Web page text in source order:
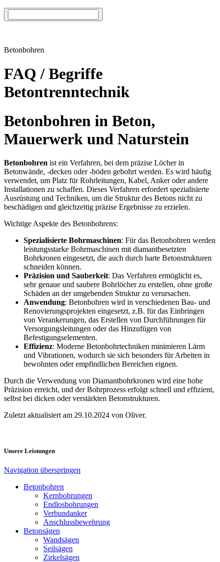
Betonbohren
FAQ / Begriffe
Betontrenntechnik
Betonbohren in Beton,
Mauerwerk und Naturstein
Betonbohren ist ein Verfahren, bei dem präzise Löcher in
Betonwände, -decken oder -böden gebohrt werden. Es wird häufig
verwendet, um Platz für Rohrleitungen, Kabel, Anker oder andere
Installationen zu schaffen. Dieses Verfahren erfordert spezialisierte
Ausrüstung und Techniken, um die Struktur des Betons nicht zu
beschädigen und gleichzeitig präzise Ergebnisse zu erzielen.
Wichtige Aspekte des Betonbohrens:
Spezialisierte Bohrmaschinen: Für das Betonbohren werden
leistungsstarke Bohrmaschinen mit diamantbesetzten
Bohrkronen eingesetzt, die auch durch harte Betonstrukturen
schneiden können.
Präzision und Sauberkeit: Das Verfahren ermöglicht es,
sehr genaue und saubere Bohrlöcher zu erstellen, ohne große
Schäden an der umgebenden Struktur zu verursachen.
Anwendung: Betonbohren wird in verschiedenen Bau- und
Renovierungsprojekten eingesetzt, z.B. für das Einbringen
von Verankerungen, das Erstellen von Durchführungen für
Versorgungsleitungen oder das Hinzufügen von
Befestigungselementen.
Effizienz: Moderne Betonbohrtechniken minimieren Lärm
und Vibrationen, wodurch sie sich besonders für Arbeiten in
bewohnten oder empfindlichen Bereichen eignen.
Durch die Verwendung von Diamantbohrkronen wird eine hohe
Präzision erreicht, und der Bohrprozess erfolgt schnell und effizient,
selbst bei dicken oder verstärkten Betonstrukturen.
Zuletzt aktualisiert am 29.10.2024 von Oliver.
Unsere Leistungen
Navigation überspringen
Betonbohren
Kernbohrungen
Endlosbohrungen
Verbundanker
Anschlussbewehrung
Betonsägen
Wandsägen
Seilsägen
Zirkelsägen